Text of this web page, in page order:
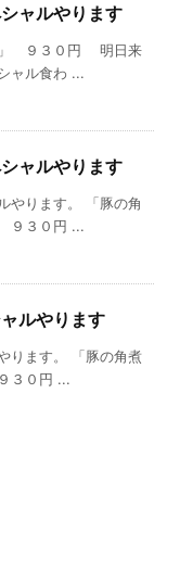
ャルやります
」 ９３０円 明日来
ャル食わ ...
ャルやります
やります。 「豚の角
９３０円 ...
ルやります
ります。 「豚の角煮
３０円 ...